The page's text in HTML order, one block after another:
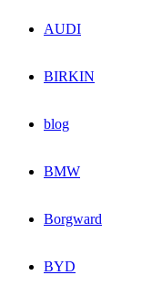
AUDI
BIRKIN
blog
BMW
Borgward
BYD